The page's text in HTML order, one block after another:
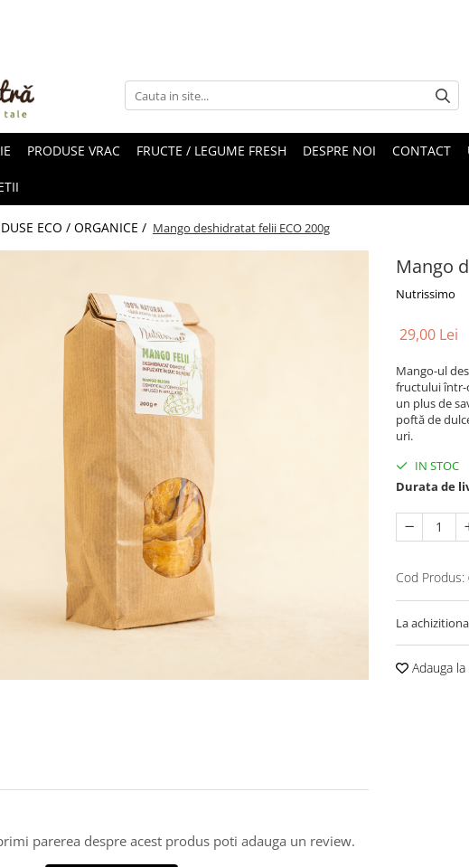
PRODUSE VRAC FRUCTE / LEGUME FRESH DESPRE NOI CONTACT
ECO / ORGANICE / Mango deshidratat felii ECO 200g
Mango
Nutrissimo
29,00 Lei
Mango-ul
fructului într-
un plus de
poftă de
uri.
IN STOC
Durata de
Cod Produs:
La
Adauga
parerea despre acest produs poti adauga un review.